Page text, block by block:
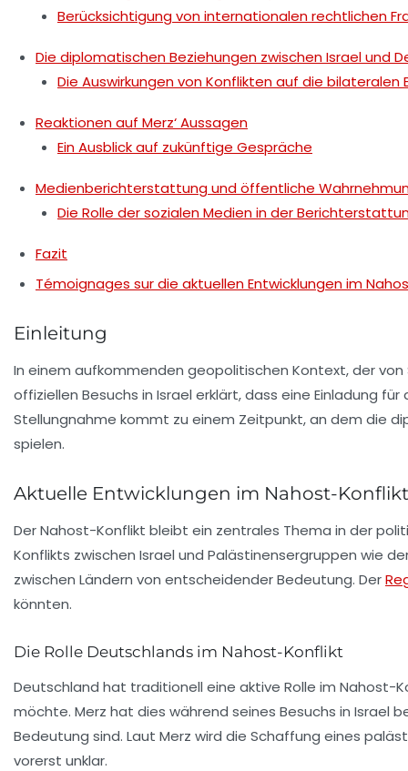
Berücksichtigung von internationalen rechtlichen
Die diplomatischen Beziehungen zwischen Israel und
Die Auswirkungen von Konflikten auf die bilateralen
Reaktionen auf Merz‘ Aussagen
Ein Ausblick auf zukünftige Gespräche
Medienberichterstattung und öffentliche
Die Rolle der sozialen Medien in der
Fazit
Témoignages sur die aktuellen Entwicklungen im
Einleitung
In einem aufkommenden geopolitischen Kontext, der
offiziellen Besuchs in Israel erklärt, dass eine Einladung
Stellungnahme kommt zu einem Zeitpunkt, an dem die
spielen.
Aktuelle Entwicklungen im Nahost-Konflikt
DerNahost-Konflikt bleibt ein zentrales Thema in der
Konflikts zwischen Israel und Palästinensergruppen wie
zwischen Ländern von entscheidender Bedeutung. Der
könnten.
Die Rolle Deutschlands im Nahost-Konflikt
Deutschland hat traditionell eine aktive Rolle im
möchte. Merz hat dies während seines Besuchs in Israel
Bedeutung sind. Laut Merz wird die Schaffung eines
vorerst unklar.